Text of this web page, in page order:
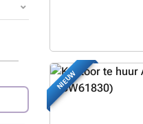
NIEUW